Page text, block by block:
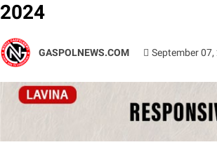
2024
GASPOLNEWS.COM September 07,